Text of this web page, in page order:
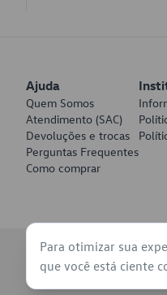
Varetas de Nivel de
Discos de Freio
Juntas de Bomba
Mangueiras de
Pratos de Disco de
Travas de Pastilha
Ajuda
Quem Somos
Atendimento (SAC)
Devoluções e trocas
Perguntas Frequentes
Como comprar
© 2026 - Volkswagen do
Para otimizar sua
que você está ciente